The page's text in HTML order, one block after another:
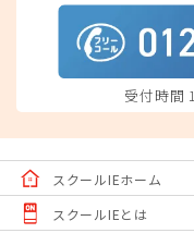
受付時間
スクールIEホーム
スクールIEとは